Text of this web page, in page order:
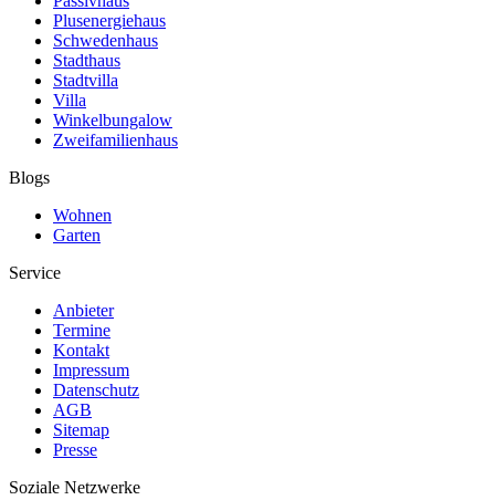
Plusenergiehaus
Schwedenhaus
Stadthaus
Stadtvilla
Villa
Winkelbungalow
Zweifamilienhaus
Blogs
Wohnen
Garten
Service
Anbieter
Termine
Kontakt
Impressum
Datenschutz
AGB
Sitemap
Presse
Soziale Netzwerke